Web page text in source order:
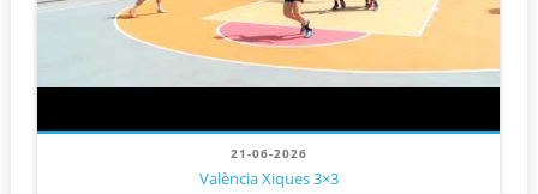
21-06-2026
València Xiques 3×3